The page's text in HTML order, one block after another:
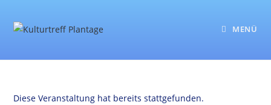
Inhalt
MENÜ
Diese Veranstaltung hat bereits stattgefunden.